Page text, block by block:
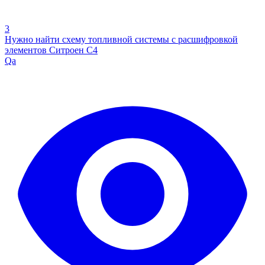
3
Нужно найти схему топливной системы с расшифровкой
элементов Ситроен С4
Qa